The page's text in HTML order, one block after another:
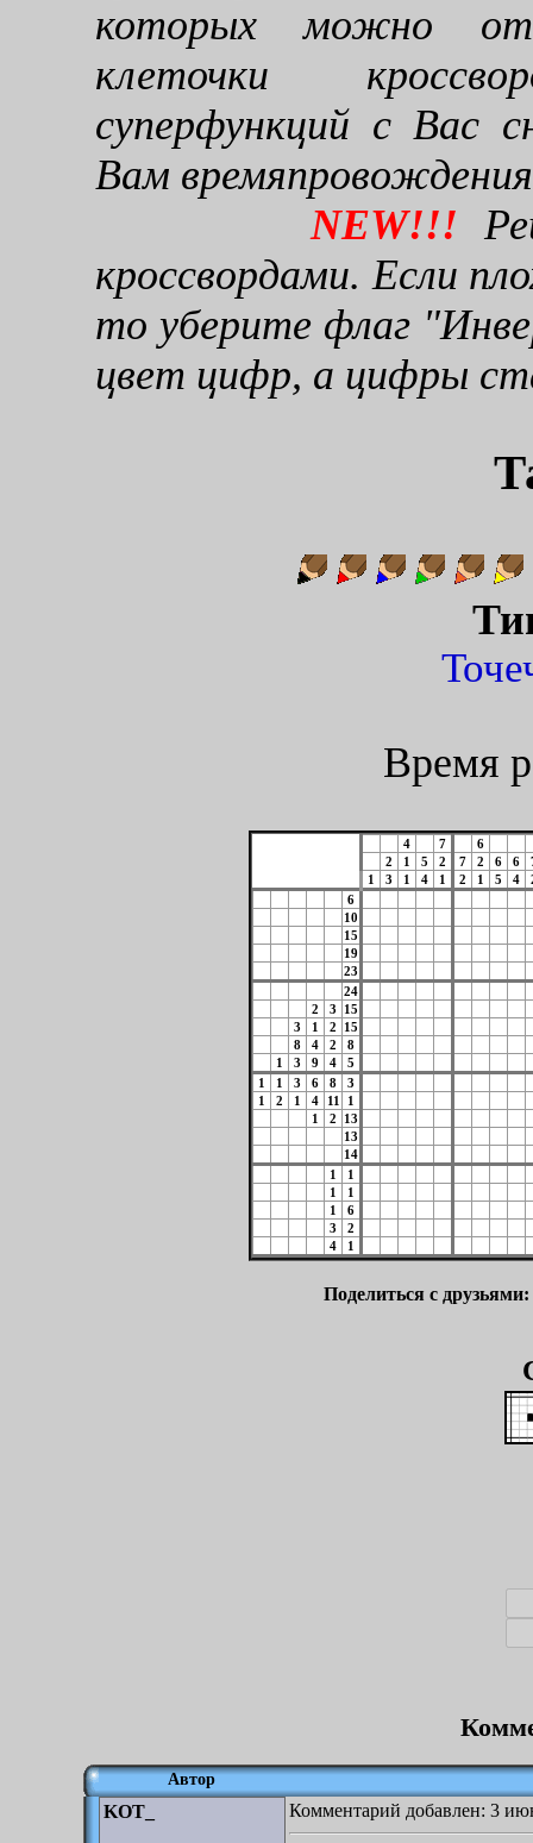
которых можно
клеточки
суперфункций с Вас
Вам
NEW!!!
кроссвордами. Если
то уберите флаг
цвет цифр, а цифры
Время
4 7
6
2
1 5 2 7 2 6 6
1
3 1 4 1 2 1 5 4
6
10
15
19
23
24
2
3
15
3
1 2
15
8
4 2
8
1
3 9 4
5
1
1 3 6 8
3
1
2 1 4 11
1
1
2
13
13
14
1
1
1
1
1
6
3
2
4
1
Поделиться с друзьями:
Автор
KOT_ Комментарий добавлен: 3